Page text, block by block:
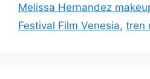
Melissa Hernandez
Festival Film Venesia, tren